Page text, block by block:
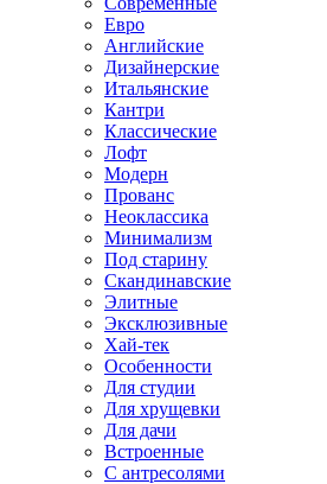
Евро
Английские
Дизайнерские
Итальянские
Кантри
Классические
Лофт
Модерн
Прованс
Неоклассика
Минимализм
Под старину
Скандинавские
Элитные
Эксклюзивные
Хай-тек
Особенности
Для студии
Для хрущевки
Для дачи
Встроенные
С антресолями